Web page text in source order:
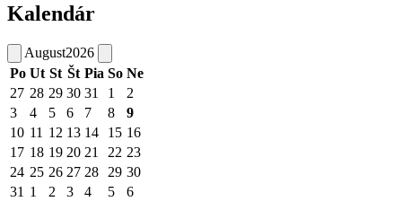
Kalendár
August2026
Po Ut St Št Pia So Ne
27 28 29 30 31 1
2
3
4 5 6 7 8
9
10 11 12 13 14 15 16
17 18 19 20 21 22 23
24 25 26 27 28 29 30
31 1 2 3 4 5 6